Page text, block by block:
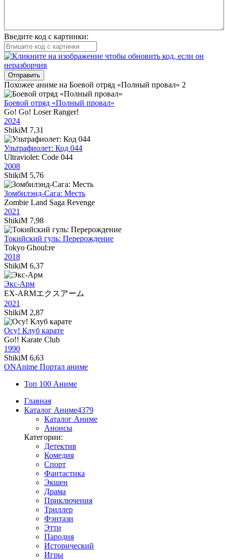
Введите код с картинки:
Отправить
Похожее аниме на Боевой отряд «Полный провал» 2
Боевой отряд «Полный провал»
Go! Go! Loser Ranger!
2024
ShikiM 7,31
Ультрафиолет: Код 044
Ultraviolet: Code 044
2008
ShikiM 5,76
Зомбилэнд-Сага: Месть
Zombie Land Saga Revenge
2021
ShikiM 7,98
Токийский гуль: Перерождение
Tokyo Ghoul:re
2018
ShikiM 6,37
Экс-Арм
EX-ARMエクスアーム
2021
ShikiM 2,87
Осу! Клуб карате
Go!! Karate Club
1990
ShikiM 6,63
ONAnime Портал аниме
Топ 100 Аниме
Главная
Каталог Аниме4379
Каталог Аниме
Анонсы
Категории:
Детектив
Комедия
Спорт
Фантастика
Экшен
Драма
Приключения
Триллер
Фэнтази
Этти
Пародия
Исторический
Игры